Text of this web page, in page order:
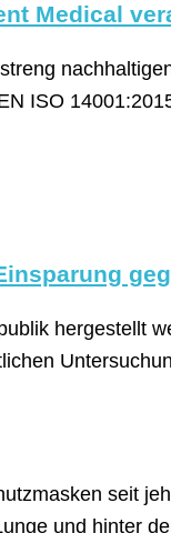
Medical
ISO
hergestellt
seit
und hinter